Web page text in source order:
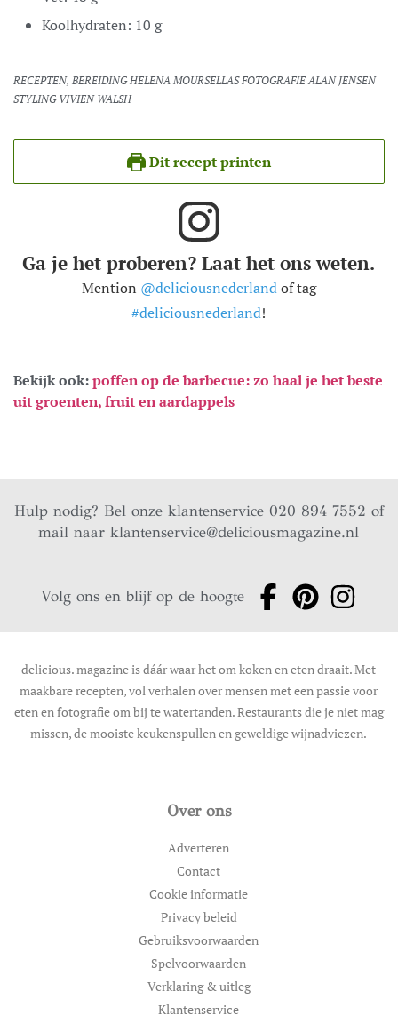
Koolhydraten: 10 g
RECEPTEN, BEREIDING HELENA MOURSELLAS FOTOGRAFIE ALAN JENSEN
STYLING VIVIEN WALSH
Dit recept printen
Ga je het proberen? Laat het ons weten.
Mention @deliciousnederlandof tag
#deliciousnederland!
Bekijk ook:poffen op de barbecue: zo haal je het beste
uit groenten, fruit en aardappels
Hulp nodig? Bel onze klantenservice 020 894 7552 of
mail naarklantenservice@deliciousmagazine.nl
Volg ons en blijf op de hoogte
delicious. magazine is dáár waar het om koken en eten draait. Met
maakbare recepten, vol verhalen over mensen met een passie voor
eten en fotografie om bij te watertanden. Restaurants die je niet mag
missen, de mooiste keukenspullen en geweldige wijnadviezen.
Over ons
Adverteren
Contact
Cookie informatie
Privacy beleid
Gebruiksvoorwaarden
Spelvoorwaarden
Verklaring & uitleg
Klantenservice